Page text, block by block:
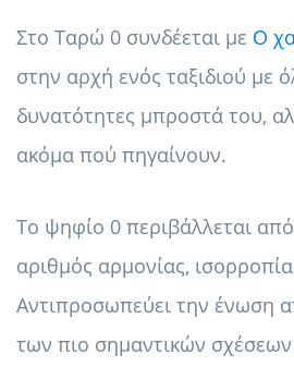
Στο Ταρώ 0 συνδέεται με Ο
στην αρχή ενός ταξιδιού με
δυνατότητες μπροστά του,
ακόμα πού πηγαίνουν.
Το ψηφίο 0 περιβάλλεται
αριθμός αρμονίας,
Αντιπροσωπεύει την ένωση
των πιο σημαντικών